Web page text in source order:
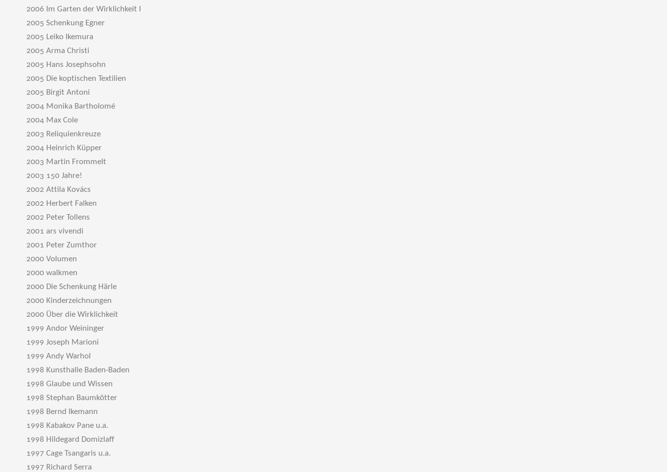
2006 Im Garten der Wirklichkeit I
2005 Schenkung Egner
2005 Leiko Ikemura
2005 Arma Christi
2005 Hans Josephsohn
2005 Die koptischen Textilien
2005 Birgit Antoni
2004 Monika Bartholomé
2004 Max Cole
2003 Reliquienkreuze
2004 Heinrich Küpper
2003 Martin Frommelt
2003 150 Jahre!
2002 Attila Kovács
2002 Herbert Falken
2002 Peter Tollens
2001 ars vivendi
2001 Peter Zumthor
2000 Volumen
2000 walkmen
2000 Die Schenkung Härle
2000 Kinderzeichnungen
2000 Über die Wirklichkeit
1999 Andor Weininger
1999 Joseph Marioni
1999 Andy Warhol
1998 Kunsthalle Baden-Baden
1998 Glaube und Wissen
1998 Stephan Baumkötter
1998 Bernd Ikemann
1998 Kabakov Pane u.a.
1998 Hildegard Domizlaff
1997 Cage Tsangaris u.a.
1997 Richard Serra